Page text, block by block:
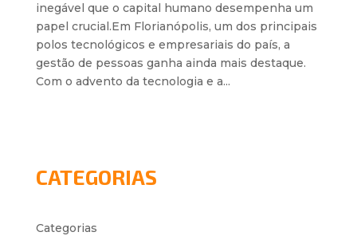
inegável que o capital humano desempenha um
papel crucial.Em Florianópolis, um dos principais
polos tecnológicos e empresariais do país, a
gestão de pessoas ganha ainda mais destaque.
Com o advento da tecnologia e a...
CATEGORIAS
Categorias